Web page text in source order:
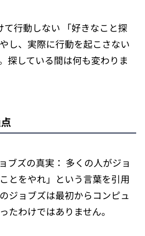
て行動しない 「好きなこと探
し、実際に行動を起こさない
探している間は何も変わりま
ブズの真実： 多くの人がジョ
とをやれ」という言葉を引用
ジョブズは最初からコンピュ
たわけではありません。